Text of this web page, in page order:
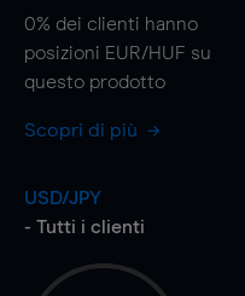
0% dei clienti hanno
posizioni EUR/HUF su
questo prodotto
Scopri di più
USD/JPY
- Tutti i clienti